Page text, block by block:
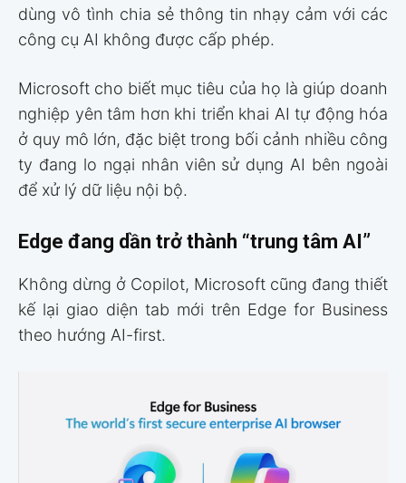
dùng vô tình chia sẻ thông tin nhạy cảm với các
công cụ AI không được cấp phép.
Microsoft cho biết mục tiêu của họ là giúp doanh
nghiệp yên tâm hơn khi triển khai AI tự động hóa
ở quy mô lớn, đặc biệt trong bối cảnh nhiều công
ty đang lo ngại nhân viên sử dụng AI bên ngoài
để xử lý dữ liệu nội bộ.
Edge đang dần trở thành “trung tâm AI”
Không dừng ở Copilot, Microsoft cũng đang thiết
kế lại giao diện tab mới trên Edge for Business
theo hướng AI-first.